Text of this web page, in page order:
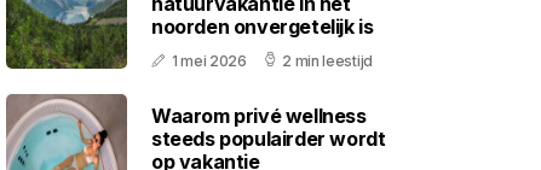
noorden onvergetelijk is
1 mei 2026 2 min leestijd
Waarom privé wellness
steeds populairder wordt
op vakantie